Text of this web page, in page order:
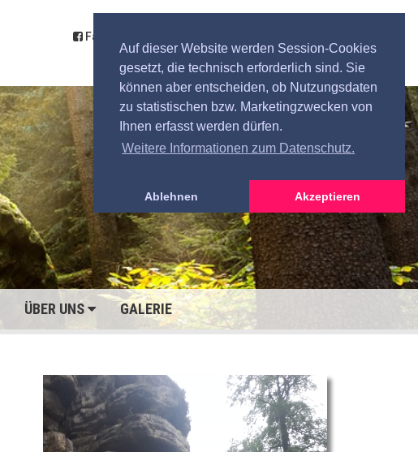
Auf dieser Website werden Session-Cookies
gesetzt, die technisch erforderlich sind. Sie
können aber entscheiden, ob Nutzungsdaten
zu statistischen bzw. Marketingzwecken von
Ihnen erfasst werden dürfen.
Weitere Informationen zum Datenschutz.
Ablehnen Akzeptieren
Facebook
ÜBER UNS GALERIE